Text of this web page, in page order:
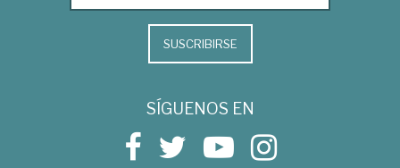
SUSCRIBIRSE
SÍGUENOS EN